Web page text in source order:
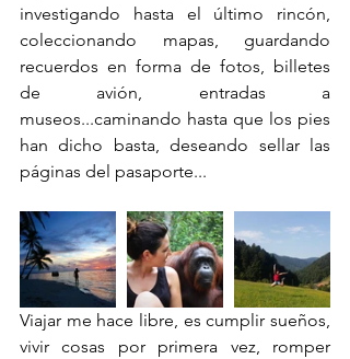
investigando hasta el último rincón,
coleccionando mapas, guardando
recuerdos en forma de fotos, billetes
de avión, entradas a
museos...caminando hasta que los pies
han dicho basta, deseando sellar las
páginas del pasaporte...
Viajar me hace libre, es cumplir sueños,
vivir cosas por primera vez, romper